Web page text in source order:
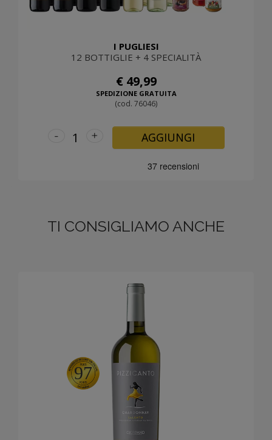
I PUGLIESI
12 BOTTIGLIE + 4 SPECIALITÀ
€ 49,99
SPEDIZIONE GRATUITA
(cod. 76046)
+
- AGGIUNGI
TI CONSIGLIAMO ANCHE
97